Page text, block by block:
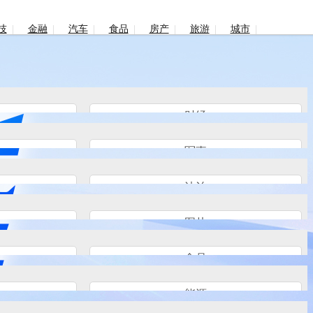
财经
军事
法治
图片
食品
能源
金融 汽车 食品 房产 旅游 城市